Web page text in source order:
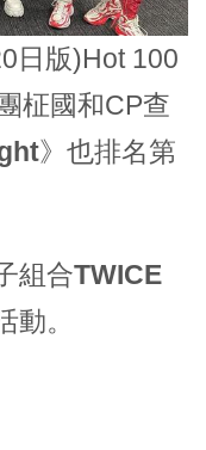
日版)Hot 100
柾國和CP查
》 也排名第
組合TWICE
動。